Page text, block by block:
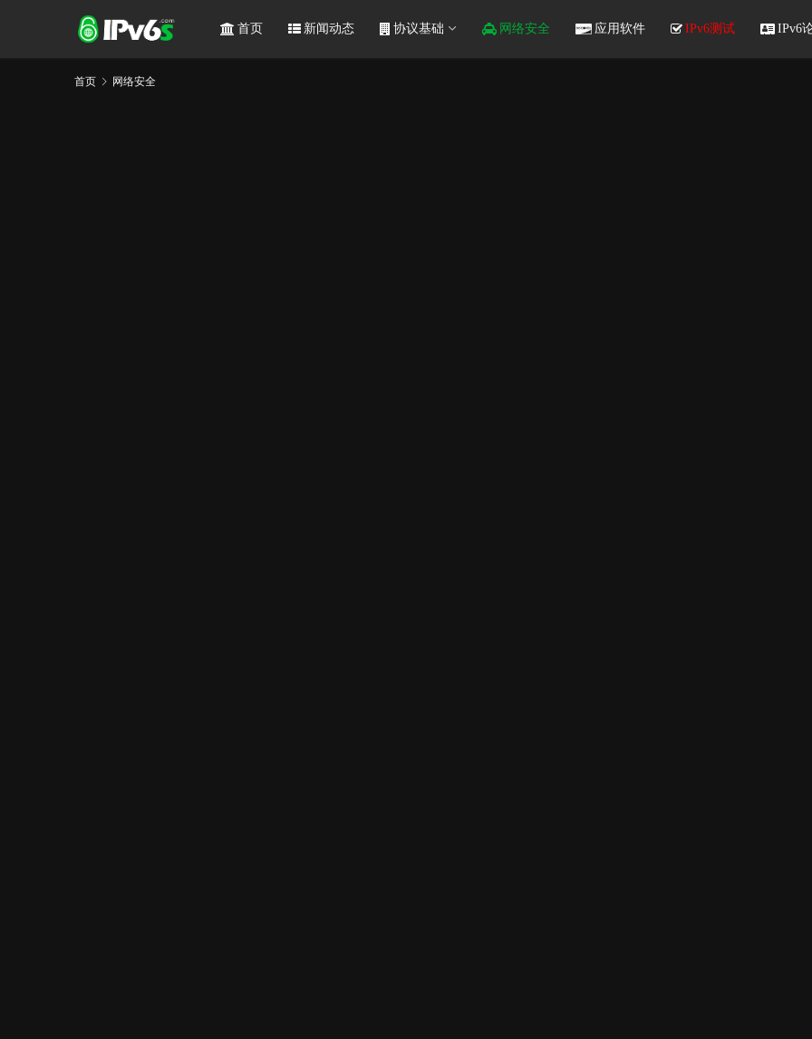
首页 新闻动态 协议基础 网络安全 应用软件 IPv6测试 IPv6
首页 网络安全